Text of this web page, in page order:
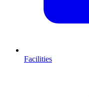
Facilities